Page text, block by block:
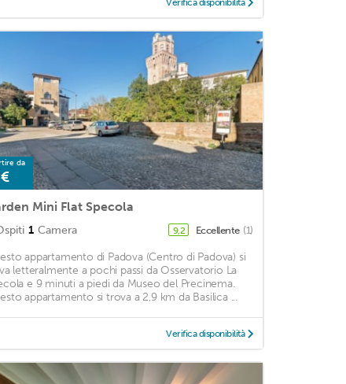
Verifica disponibilità
da
Mini Flat Specola
1 Camera 9,2 Eccellente (1)
appartamento di Padova (Centro di Padova) si
letteralmente a pochi passi da Osservatorio La
e 9 minuti a piedi da Museo del Precinema.
appartamento si trova a 2,9 km da Basilica ...
Verifica disponibilità